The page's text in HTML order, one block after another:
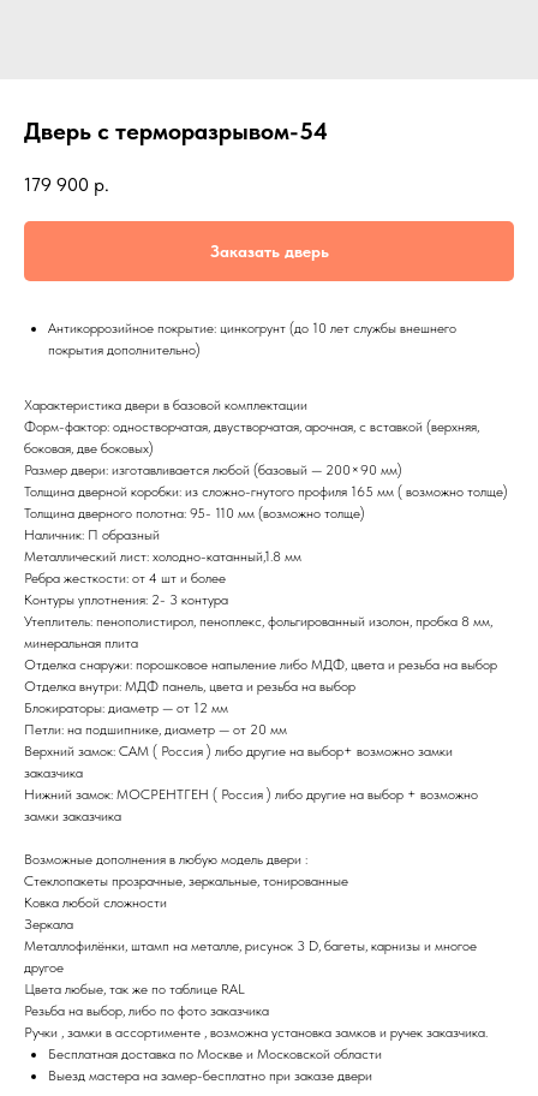
Дверь с терморазрывом-54
179 900 р.
Заказать дверь
Антикоррозийное покрытие: цинкогрунт (до 10 лет службы внешнего
покрытия дополнительно)
Характеристика двери в базовой комплектации
Форм-фактор: одностворчатая, двустворчатая, арочная, с вставкой (верхняя,
боковая, две боковых)
Размер двери: изготавливается любой (базовый — 200×90 мм)
Толщина дверной коробки: из сложно-гнутого профиля 165 мм ( возможно толще)
Толщина дверного полотна: 95- 110 мм (возможно толще)
Наличник: П образный
Металлический лист: холодно-катанный,1.8 мм
Ребра жесткости: от 4 шт и более
Контуры уплотнения: 2- 3 контура
Утеплитель: пенополистирол, пеноплекс, фольгированный изолон, пробка 8 мм,
минеральная плита
Отделка снаружи: порошковое напыление либо МДФ, цвета и резьба на выбор
Отделка внутри: МДФ панель, цвета и резьба на выбор
Блокираторы: диаметр — от 12 мм
Петли: на подшипнике, диаметр — от 20 мм
Верхний замок: САМ ( Россия ) либо другие на выбор+ возможно замки
заказчика
Нижний замок: МОСРЕНТГЕН ( Россия ) либо другие на выбор + возможно
замки заказчика
Возможные дополнения в любую модель двери :
Стеклопакеты прозрачные, зеркальные, тонированные
Ковка любой сложности
Зеркала
Металлофилёнки, штамп на металле, рисунок 3 D, багеты, карнизы и многое
другое
Цвета любые, так же по таблице RAL
Резьба на выбор, либо по фото заказчика
Ручки , замки в ассортименте , возможна установка замков и ручек заказчика.
Бесплатная доставка по Москве и Московской области
Выезд мастера на замер-бесплатно при заказе двери